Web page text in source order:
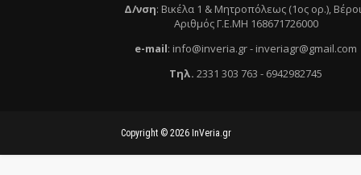
Δ/νση: Βικέλα 1 & Μητροπόλεως (1ος ορ.),
Αριθμός Γ.Ε.ΜΗ 168671726000
e-mail: info@inveria.gr- inveriagr@gmail.com
Τηλ. 2331 303 763 - 6942982745
Copyright © 2026 InVeria.gr